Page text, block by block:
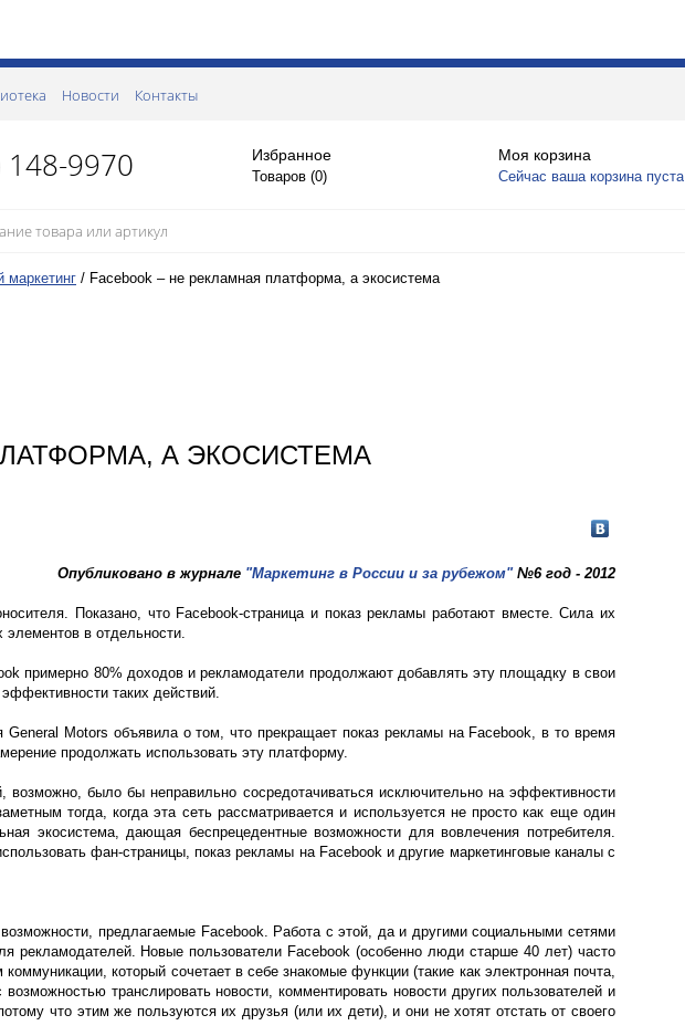
Новости Контакты
148-9970 Избранное
Товаров (0)
Моя корзина
Сейчас ваша корзина пуста
/ Facebook – не рекламная платформа, а экосистема
А ЭКОСИСТЕМА
Опубликовано в журнале "Маркетинг в России и за рубежом"№6 год - 2012
Показано, что Facebook-страница и показ рекламы работают вместе. Сила их
в отдельности.
примерно 80% доходов и рекламодатели продолжают добавлять эту площадку в свои
таких действий.
Motors объявила о том, что прекращает показ рекламы на Facebook, в то время
продолжать использовать эту платформу.
было бы неправильно сосредотачиваться исключительно на эффективности
тогда, когда эта сеть рассматривается и используется не просто как еще один
экосистема, дающая беспрецедентные возможности для вовлечения потребителя.
фан-страницы, показ рекламы на Facebook и другие маркетинговые каналы с
предлагаемые Facebook. Работа с этой, да и другими социальными сетями
рекламодателей. Новые пользователи Facebook (особенно люди старше 40 лет) часто
который сочетает в себе знакомые функции (такие как электронная почта,
транслировать новости, комментировать новости других пользователей и
что этим же пользуются их друзья (или их дети), и они не хотят отстать от своего